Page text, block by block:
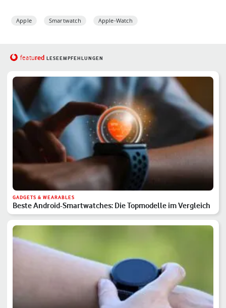
Apple Smartwatch Apple-Watch
featured LESEEMPFEHLUNGEN
GADGETS & WEARABLES
Beste Android-Smartwatches: Die Topmodelle im Vergleich